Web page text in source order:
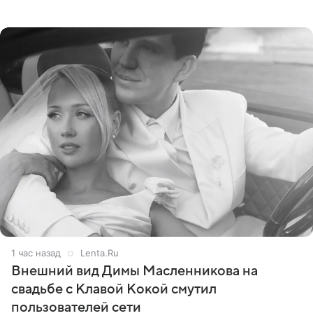
1 час назад Lenta.Ru
Внешний вид Димы Масленникова на
свадьбе с Клавой Кокой смутил
пользователей сети